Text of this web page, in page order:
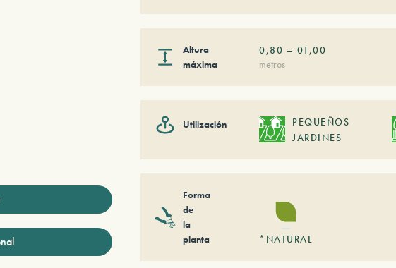
Altura
máxima
0,80 – 01,00
metros
Utilización
PEQUEÑOS
JARDINES
Forma
de
la
planta
*NATURAL